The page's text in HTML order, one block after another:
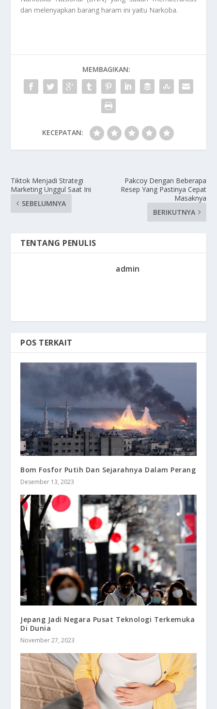
dan melenyapkan barang haram ini yaitu Narkoba.
MEMBAGIKAN:
KECEPATAN:
Tiktok Menjadi Strategi
Marketing Unggul Saat Ini
SEBELUMNYA
Pakcoy Dengan Beberapa
Resep Yang Pastinya Cepat
Masaknya
BERIKUTNYA
TENTANG PENULIS
admin
POS TERKAIT
Bom Fosfor Putih Dan Sejarahnya Dalam Perang
Desember 13, 2023
Jepang Jadi Negara Pusat Teknologi Terkemuka
Di Dunia
November 27, 2023